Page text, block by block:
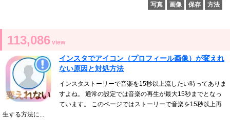
写真
画像 保存 方法
113,086 view
インスタでアイコン（プロフィール画像）が変えれ
ない原因と対処方法
インスタストーリーで音楽を15秒以上流したい時ってありま
すよね。 通常の設定では音楽の再生が最大15秒までとなっ
ています。 このページではストーリーで音楽を15秒以上再
生する方法に...